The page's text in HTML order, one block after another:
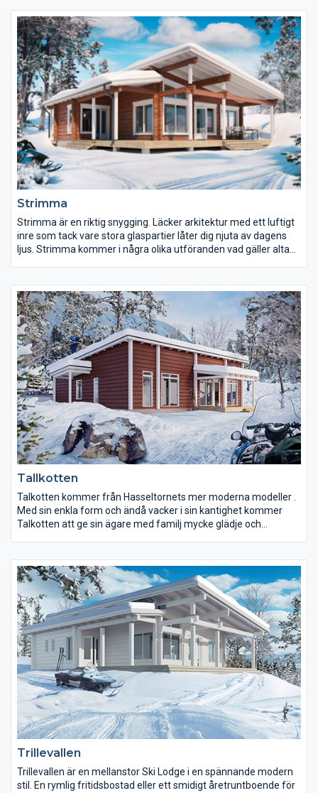
Strimma
Strimma är en riktig snygging. Läcker arkitektur med ett luftigt
inre som tack vare stora glaspartier låter dig njuta av dagens
ljus. Strimma kommer i några olika utföranden vad gäller altan
Tallkotten
Talkotten kommer från Hasseltornets mer moderna modeller .
Med sin enkla form och ändå vacker i sin kantighet kommer
Talkotten att ge sin ägare med familj mycke glädje och
Trillevallen
Trillevallen är en mellanstor Ski Lodge i en spännande modern
stil. En rymlig fritidsbostad eller ett smidigt åretruntboende för